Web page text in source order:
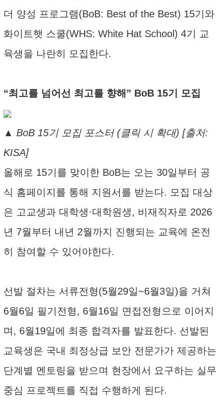
더 양성 프로그램(BoB: Best of the Best) 15기와
화이트햇 스쿨(WHS: White Hat School) 4기 교
육생을 나란히 모집한다.
“최고를 넘어선 최고를 향해” BoB 15기 모집
▲ BoB 15기 모집 포스터 (클릭 시 확대) [출처:
KISA]
올해로 15기를 맞이한 BoB는 오는 30일부터 공
식 홈페이지를 통해 지원서를 받는다. 모집 대상
은 고교생과 대학생·대학원생, 비재직자로 2026
년 7월부터 내년 2월까지 진행되는 교육에 온전
히 참여할 수 있어야한다.
선발 절차는 서류전형(5월29일~6월3일)을 거쳐
6월6일 필기전형, 6월16일 면접전형으로 이어지
며, 6월19일에 최종 합격자를 발표한다. 선발된
교육생은 국내 최정상급 보안 전문가가 제공하는
단계별 멘토링을 받으며 현장에서 요구하는 실무
중심 프로젝트를 직접 수행하게 된다.